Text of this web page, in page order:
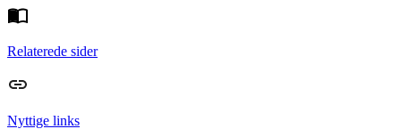
Relaterede sider
Nyttige links